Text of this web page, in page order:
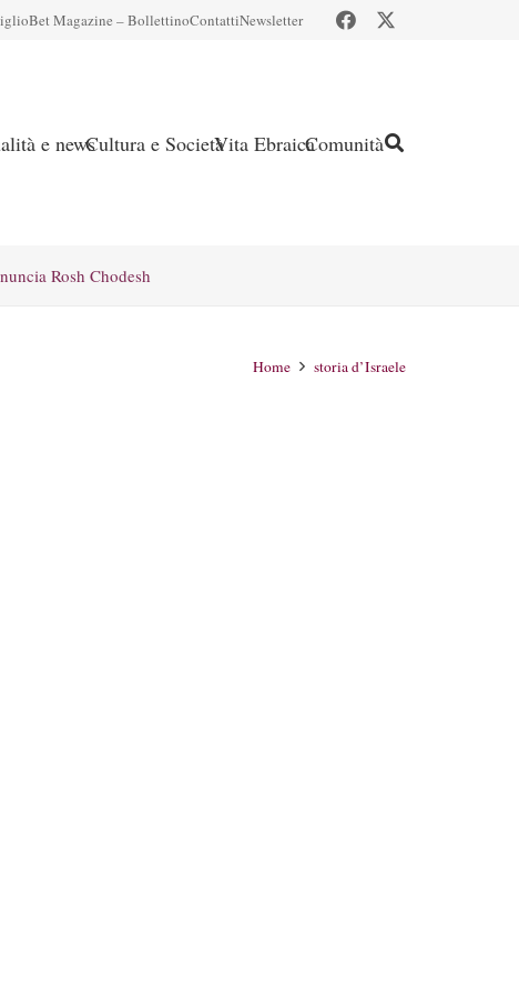
Bet Magazine – BollettinoContattiNewsletter
e newsCultura e SocietàVita EbraicaComunità
Rosh Chodesh
Home storia d’Israele